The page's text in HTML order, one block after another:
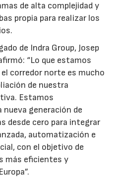
de alta complejidad y
propia para realizar los
de Indra Group, Josep
“Lo que estamos
corredor norte es mucho
de nuestra
Estamos
nueva generación de
desde cero para integrar
automatización e
con el objetivo de
más eficientes y